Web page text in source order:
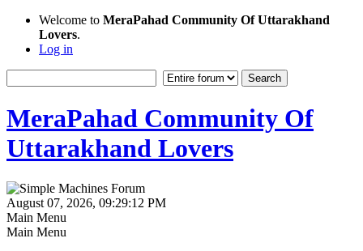
Welcome to MeraPahad Community Of Uttarakhand
Lovers.
Log in
MeraPahad Community Of
Uttarakhand Lovers
August 07, 2026, 09:29:12 PM
Main Menu
Main Menu